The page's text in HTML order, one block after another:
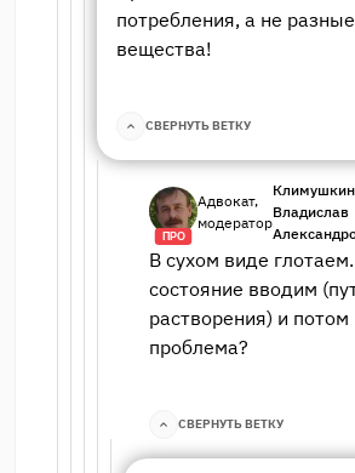
потребления, а не
вещества!
СВЕРНУТЬ ВЕТКУ
ПРО
Адвокат,
модератор
Климушкин
Владислав
В сухом виде
состояние вводим
растворения) и
проблема?
СВЕРНУТЬ ВЕТКУ